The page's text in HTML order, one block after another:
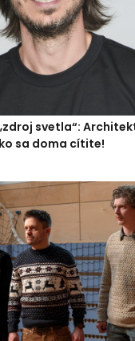
svetla“:
sa doma cítite!